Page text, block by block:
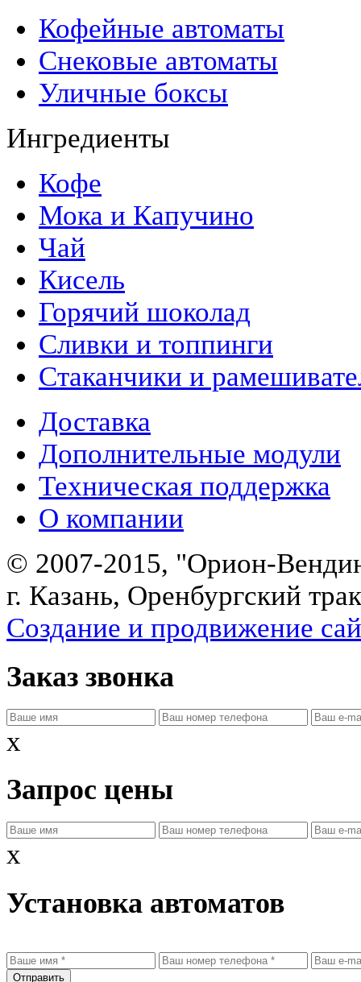
Кофейные автоматы
Снековые автоматы
Уличные боксы
Ингредиенты
Кофе
Мока и Капучино
Чай
Кисель
Горячий шоколад
Сливки и топпинги
Стаканчики и
Доставка
Дополнительные модули
Техническая поддержка
О компании
© 2007-2015, "Орион-
г. Казань, Оренбургский
Создание и продвижение
Заказ звонка
x
Запрос цены
x
Установка автоматов